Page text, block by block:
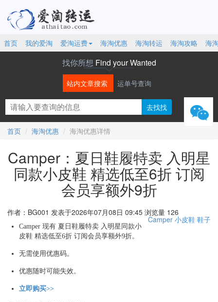
首页 我的爱淘 爱淘运费 海淘优惠 海淘转运 海淘攻略 海
找你所想 Find your Wanted
站内文章搜索 运单号查询
首页 海淘优惠 海淘优惠详情
Camper：夏日鞋履特卖 入明星
同款小皮鞋 精选低至6折 订阅
会员享额外9折
作者：BG001 发表于2026年07月08日 09:45 浏览量 126
Camper 小皮鞋 鞋子
Camper 现有 夏日鞋履特卖 入明星同款小
皮鞋 精选低至6折 订阅会员享额外9折。
无需使用优惠码。
优惠随时可能失效。
立即购买>>